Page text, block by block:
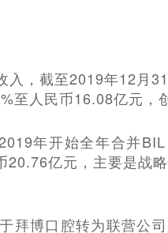
，截至2019年12月
人民币16.08亿元，
年开始全年合并
亿元，主要是战
拜博口腔转为联营公